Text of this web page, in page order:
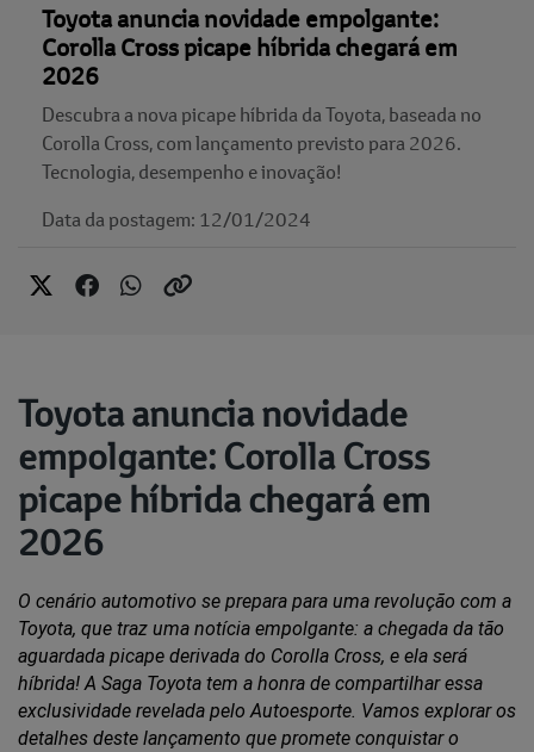
Toyota anuncia novidade empolgante:
Corolla Cross picape híbrida chegará em
2026
Descubra a nova picape híbrida da Toyota, baseada no
Corolla Cross, com lançamento previsto para 2026.
Tecnologia, desempenho e inovação!
Data da postagem: 12/01/2024
Toyota anuncia novidade
empolgante: Corolla Cross
picape híbrida chegará em
2026
O cenário automotivo se prepara para uma revolução com a
Toyota, que traz uma notícia empolgante: a chegada da tão
aguardada picape derivada do Corolla Cross, e ela será
híbrida! A Saga Toyota tem a honra de compartilhar essa
exclusividade revelada pelo Autoesporte. Vamos explorar os
detalhes deste lançamento que promete conquistar o